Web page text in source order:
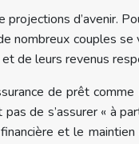
projections d’avenir.
nombreux couples
de leurs revenus
de prêt
de s’assurer « à
et le